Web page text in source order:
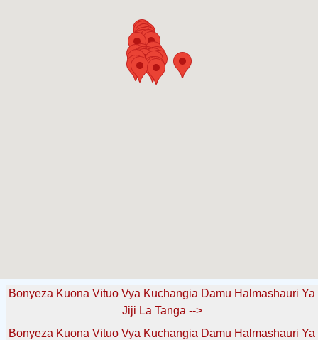
Bonyeza Kuona Vituo Vya Kuchangia Damu Halmashauri Ya
Jiji La Tanga -->
Bonyeza Kuona Vituo Vya Kuchangia Damu Halmashauri Ya